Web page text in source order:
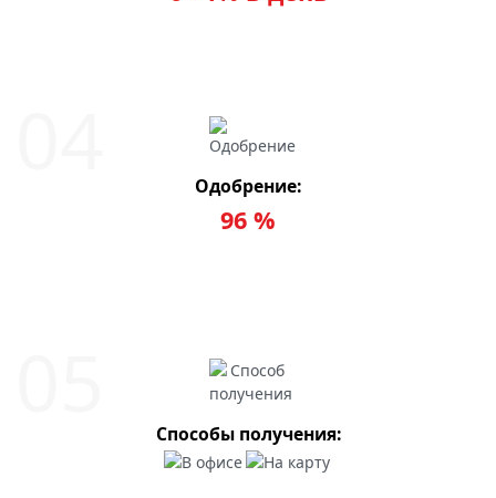
Одобрение:
96 %
Способы получения: